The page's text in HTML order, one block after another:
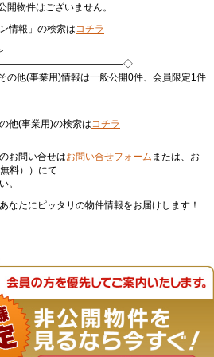
物件はございません。
情報」の検索はコチラ
の他(事業用)情報は一般公開0件、会員限定1件
他(事業用)の検索はコチラ
お問い合せはお問い合せフォーム または、お
料））にて
。
なたにピッタリの物件情報をお届けします！